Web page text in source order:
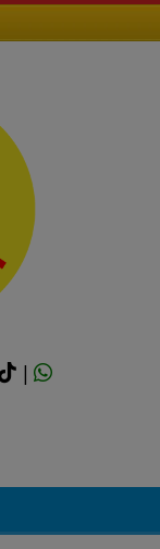
|